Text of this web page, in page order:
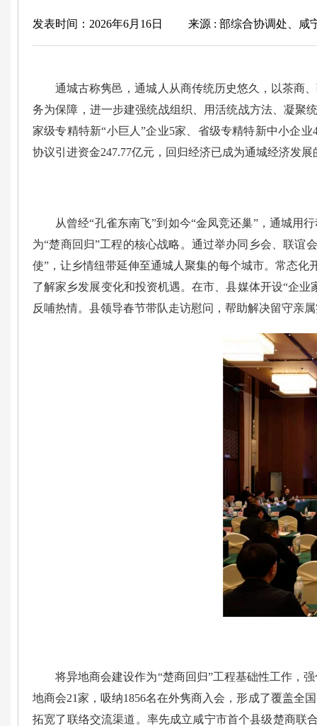
发表时间：2026年6月16日 来源 : 部综合协调处、咸
通城古称隽邑，通城人从商传统历史悠久，以茶商
务为保障，进一步建强统战组织、用活统战方法、凝聚
家级专精特新“小巨人”企业5家、省级专精特新中小企
协议引进资金247.77亿元，回归经济已成为通城经济发展
从曾经“孔雀东南飞”到如今“金凤竞还巢”，通城用
为“楚商回归”工程的核心战略。通过举办同乡会、联谊
使”，让乡情纽带延伸至通城人聚集的每个城市。常态化
了解家乡发展变化和投资机遇。在市、县媒体开设“企
反哺热情。县领导春节带队走访慰问，帮助解决留守亲
将异地商会建设作为“楚商回归”工程基础性工作，
地商会21家，吸纳1856名在外隽商入会，形成了覆盖全
拓宽了联络交流渠道。率先成立咸宁市首个县级楚商联